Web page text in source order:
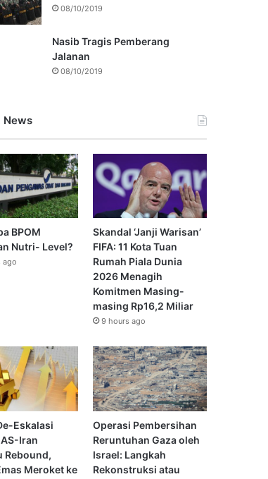
08/10/2019
Nasib Tragis Pemberang
Jalanan
08/10/2019
News
BPOM
Nutri- Level?
ago
Skandal ‘Janji Warisan’
FIFA: 11 Kota Tuan
Rumah Piala Dunia
2026 Menagih
Komitmen Masing-
masing Rp16,2 Miliar
9 hours ago
Eskalasi
Iran
Rebound,
Meroket ke
Operasi Pembersihan
Reruntuhan Gaza oleh
Israel: Langkah
Rekonstruksi atau